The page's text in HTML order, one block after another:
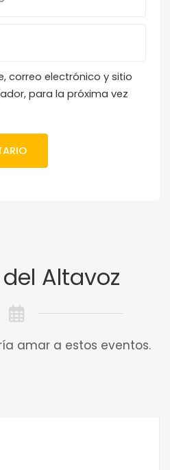
correo electrónico y sitio
para la próxima vez
Altavoz
amar a estos eventos.